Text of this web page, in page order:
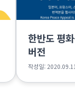
한반도 평
버전
작성일: